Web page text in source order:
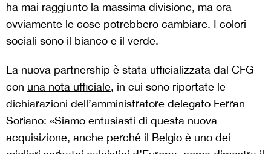
ha mai raggiunto la massima divisione, ma ora
ovviamente le cose potrebbero cambiare. I colori
sociali sono il bianco e il verde.
La nuova partnership è stata ufficializzata dal CFG
con una nota ufficiale, in cui sono riportate le
dichiarazioni dell’amministratore delegato Ferran
Soriano: «Siamo entusiasti di questa nuova
acquisizione, anche perché il Belgio è uno dei